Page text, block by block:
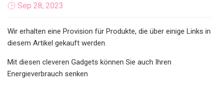
Sep 28, 2023
Wir erhalten eine Provision für Produkte, die über einige Links in
diesem Artikel gekauft werden.
Mit diesen cleveren Gadgets können Sie auch Ihren
Energieverbrauch senken